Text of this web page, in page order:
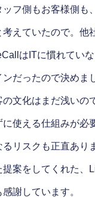
フ側もお客様側も
考えていたので。他
はITに慣れてい
だったので決めま
の文化はまだ浅いの
使える仕組みが必
リスクも正直あり
提案をしてくれた、
謝しています。